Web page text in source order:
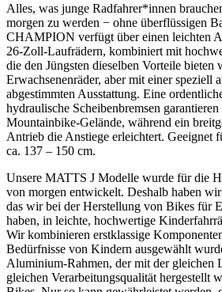
Alles, was junge Radfahrer*innen
morgen zu werden − ohne überflüssigen
CHAMPION verfügt über einen leichten
26-Zoll-Laufrädern, kombiniert mit
die den Jüngsten dieselben Vorteile bieten
Erwachsenenräder, aber mit einer speziell
abgestimmten Ausstattung. Eine
hydraulische Scheibenbremsen
Mountainbike-Gelände, während ein
Antrieb die Anstiege erleichtert. Geeignet
ca. 137 – 150 cm.
Unsere MATTS J Modelle wurde für die
von morgen entwickelt. Deshalb haben
das wir bei der Herstellung von Bikes für
haben, in leichte, hochwertige
Wir kombinieren erstklassige
Bedürfnisse von Kindern ausgewählt
Aluminium-Rahmen, der mit der gleichen
gleichen Verarbeitungsqualität hergestellt